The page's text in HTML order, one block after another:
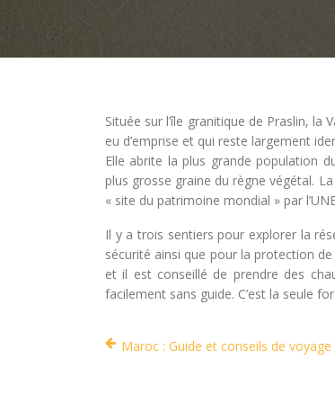
Située sur l’île granitique de Praslin,
eu d’emprise et qui reste largement
Elle abrite la plus grande population
plus grosse graine du règne végétal.
« site du patrimoine mondial » par
Il y a trois sentiers pour explorer la
sécurité ainsi que pour la protection
et il est conseillé de prendre des
facilement sans guide. C’est la seule
Maroc : Guide et conseils de voyage